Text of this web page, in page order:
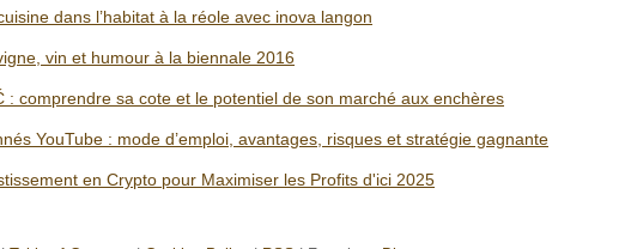
dans l’habitat à la réole avec inova langon
vin et humour à la biennale 2016
: comprendre sa cote et le potentiel de son marché aux enchères
YouTube : mode d’emploi, avantages, risques et stratégie gagnante
en Crypto pour Maximiser les Profits d'ici 2025